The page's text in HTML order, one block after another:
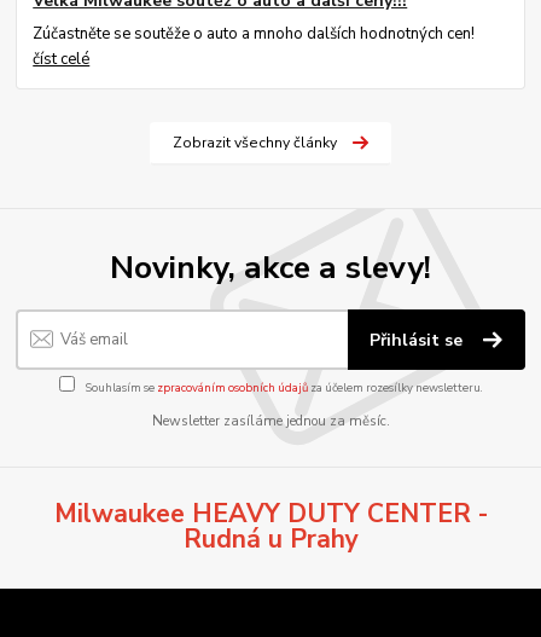
Zúčastněte se soutěže o auto a mnoho dalších hodnotných cen!
číst celé
Zobrazit všechny články
Novinky, akce a slevy!
Přihlásit se
Souhlasím se zpracováním osobních údajůza účelem rozesílky newsletteru.
Newsletter zasíláme jednou za měsíc.
Milwaukee HEAVY DUTY CENTER -
Rudná u Prahy